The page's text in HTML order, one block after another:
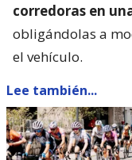
corredoras en
obligándolas a
el vehículo.
Lee también...